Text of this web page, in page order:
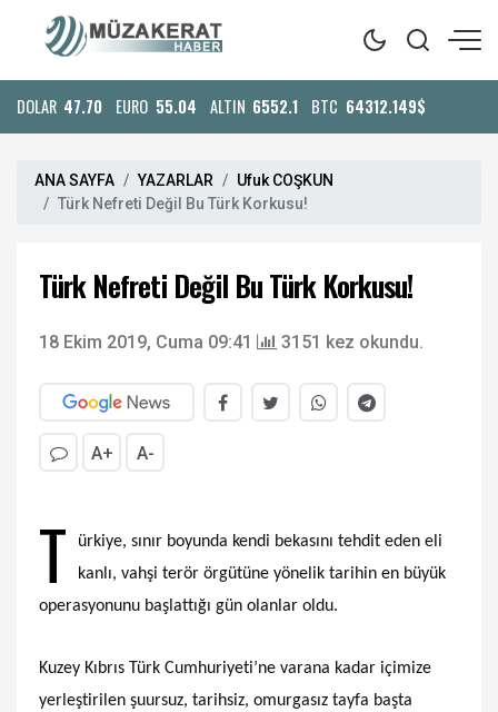
DOLAR 47.70 EURO 55.04 ALTIN 6552.1 BTC 64312.149$
ANA SAYFA YAZARLAR
Ufuk COŞKUN
Türk Nefreti Değil Bu Türk Korkusu!
Türk Nefreti Değil Bu Türk Korkusu!
18 Ekim 2019, Cuma 09:41 3151 kez okundu.
A+ A-
T
ürkiye, sınır boyunda kendi bekasını tehdit eden eli
kanlı, vahşi terör örgütüne yönelik tarihin en büyük
operasyonunu başlattığı gün olanlar oldu.
Kuzey Kıbrıs Türk Cumhuriyeti’ne varana kadar içimize
yerleştirilen şuursuz, tarihsiz, omurgasız tayfa başta